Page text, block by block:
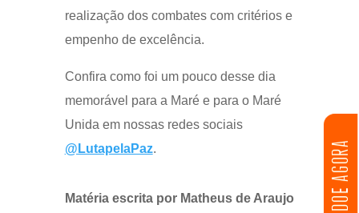
DOE AGORA
realização dos combates com critérios e
empenho de excelência.
Confira como foi um pouco desse dia
memorável para a Maré e para o Maré
Unida em nossas redes sociais
@LutapelaPaz.
Matéria escrita por Matheus de Araujo